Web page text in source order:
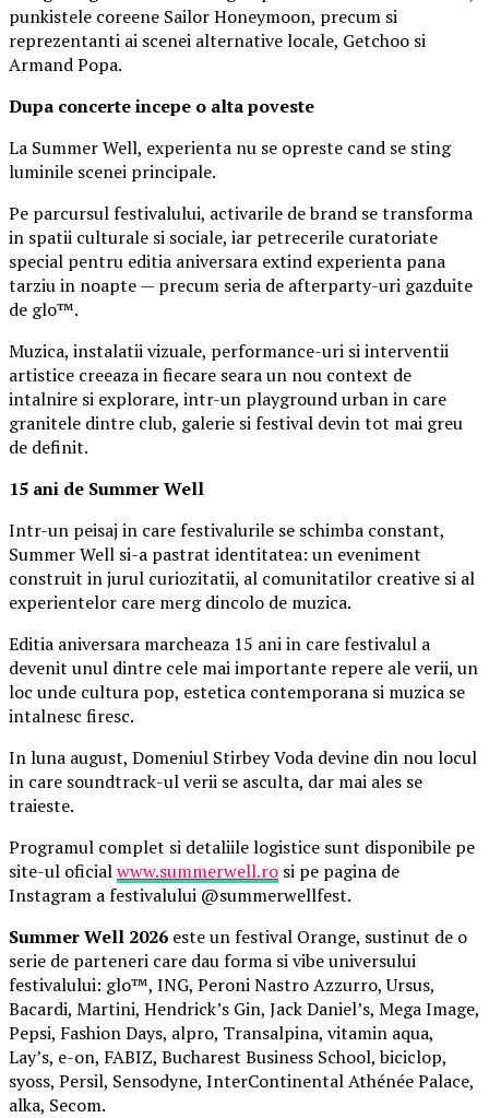
punkistele coreene Sailor Honeymoon, precum si
reprezentanti ai scenei alternative locale, Getchoo si
Armand Popa.
Dupa concerte incepe o alta poveste
La Summer Well, experienta nu se opreste cand se sting
luminile scenei principale.
Pe parcursul festivalului, activarile de brand se transforma
in spatii culturale si sociale, iar petrecerile curatoriate
special pentru editia aniversara extind experienta pana
tarziu in noapte — precum seria de afterparty-uri gazduite
de glo™.
Muzica, instalatii vizuale, performance-uri si interventii
artistice creeaza in fiecare seara un nou context de
intalnire si explorare, intr-un playground urban in care
granitele dintre club, galerie si festival devin tot mai greu
de definit.
15 ani de Summer Well
Intr-un peisaj in care festivalurile se schimba constant,
Summer Well si-a pastrat identitatea: un eveniment
construit in jurul curiozitatii, al comunitatilor creative si al
experientelor care merg dincolo de muzica.
Editia aniversara marcheaza 15 ani in care festivalul a
devenit unul dintre cele mai importante repere ale verii, un
loc unde cultura pop, estetica contemporana si muzica se
intalnesc firesc.
In luna august, Domeniul Stirbey Voda devine din nou locul
in care soundtrack-ul verii se asculta, dar mai ales se
traieste.
Programul complet si detaliile logistice sunt disponibile pe
site-ul oficialwww.summerwell.ro si pe pagina de
Instagram a festivalului @summerwellfest.
Summer Well 2026 este un festival Orange, sustinut de o
serie de parteneri care dau forma si vibe universului
festivalului: glo™, ING, Peroni Nastro Azzurro, Ursus,
Bacardi, Martini, Hendrick’s Gin, Jack Daniel’s, Mega Image,
Pepsi, Fashion Days, alpro, Transalpina, vitamin aqua,
Lay’s, e-on, FABIZ, Bucharest Business School, biciclop,
syoss, Persil, Sensodyne, InterContinental Athénée Palace,
alka, Secom.